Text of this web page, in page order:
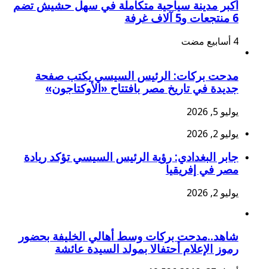
أكبر مدينة سياحية متكاملة في سهل حشيش تضم
6 منتجعات و5 آلاف غرفة
مدحت بركات: الرئيس السيسي يكتب صفحة
جديدة في تاريخ مصر بافتتاح «الأوكتاجون»
يوليو 5, 2026
يوليو 2, 2026
جابر البغدادي: رؤية الرئيس السيسي تؤكد ريادة
مصر في إفريقيا
يوليو 2, 2026
شاهد..مدحت بركات وسط أهالي الخليفة بحضور
رموز الإعلام أحتفالا بمولد السيدة عائشة